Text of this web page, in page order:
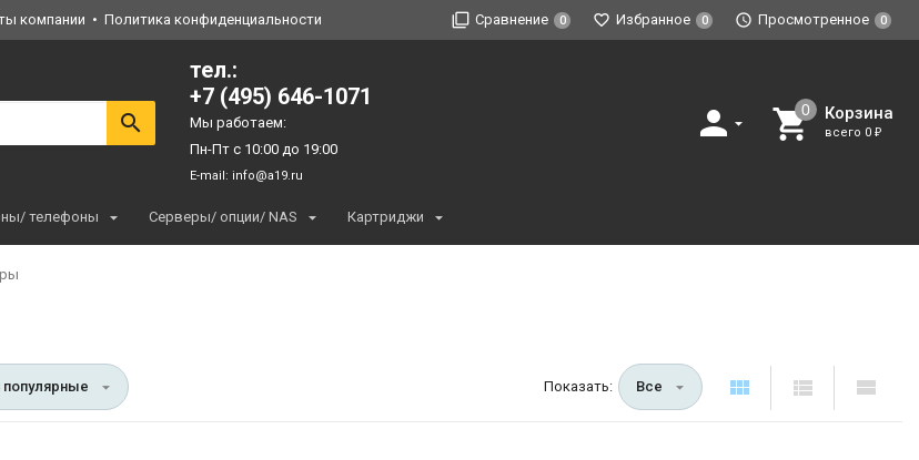
компании Политика конфиденциальности Сравнение 0 Избранное 0 Просмотренное 0
тел.:
+7 (495) 646-1071
Мы работаем:
Пн-Пт с 10:00 до 19:00
E-mail: info@a19.ru
Корзина
всего 0 ₽
телефоны Серверы/ опции/ NAS Картриджи
Показать: Все